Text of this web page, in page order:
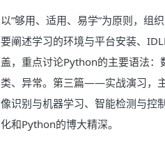
以”够用、适用、易学”为原则，
要阐述学习的环境与平台安装、
盖，重点讨论Python的主要语法：
类、异常。第三篇――实战演习，
像识别与机器学习、智能检测与
化和Python的博大精深。